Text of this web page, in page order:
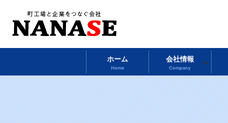
ホーム
Home
会社情報
Company